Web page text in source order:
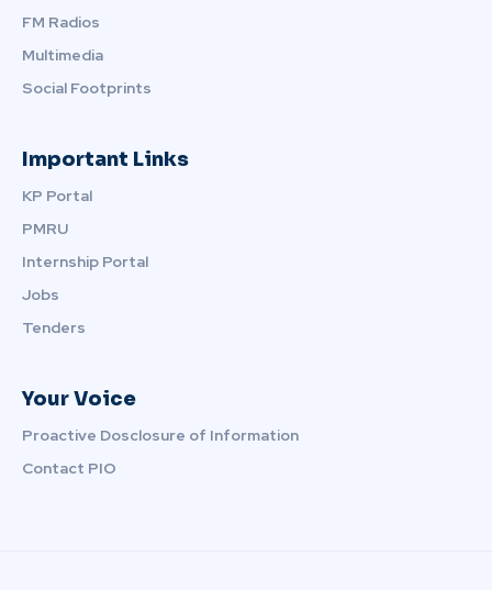
FM Radios
Multimedia
Social Footprints
Important Links
KP Portal
PMRU
Internship Portal
Jobs
Tenders
Your Voice
Proactive Dosclosure of Information
Contact PIO